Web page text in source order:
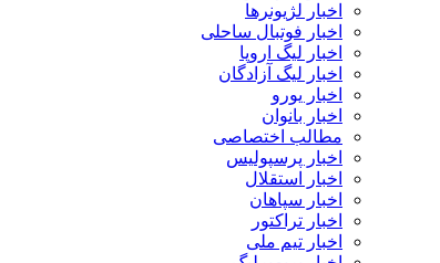
اخبار لژیونرها
اخبار فوتبال ساحلی
اخبار لیگ اروپا
اخبار لیگ آزادگان
اخبار یورو
اخبار بانوان
مطالب اختصاصی
اخبار پرسپولیس
اخبار استقلال
اخبار سپاهان
اخبار تراکتور
اخبار تیم ملی